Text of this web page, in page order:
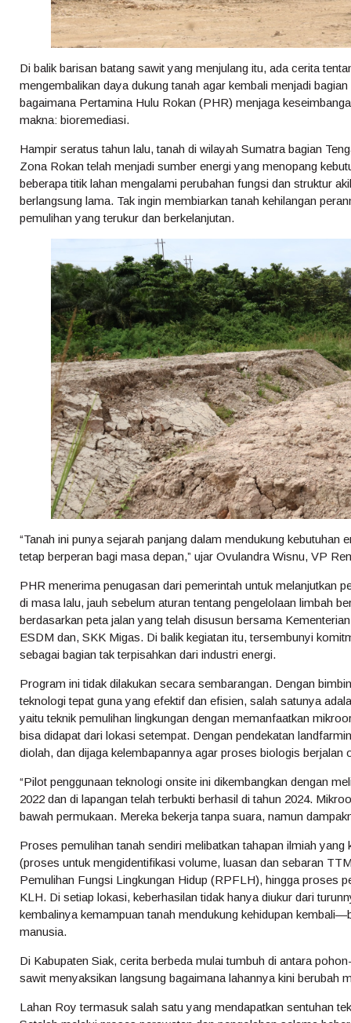
Di balik barisan batang sawit yang menjulang itu, ada cerita
mengembalikan daya dukung tanah agar kembali menjadi
bagaimana Pertamina Hulu Rokan (PHR) menjaga
makna: bioremediasi.
Hampir seratus tahun lalu, tanah di wilayah Sumatra bagian
Zona Rokan telah menjadi sumber energi yang menopang
beberapa titik lahan mengalami perubahan fungsi dan struktur
berlangsung lama. Tak ingin membiarkan tanah kehilangan
pemulihan yang terukur dan berkelanjutan.
“Tanah ini punya sejarah panjang dalam mendukung kebutuhan
tetap berperan bagi masa depan,” ujar Ovulandra Wisnu, VP
PHR menerima penugasan dari pemerintah untuk melanjutkan
di masa lalu, jauh sebelum aturan tentang pengelolaan limbah
berdasarkan peta jalan yang telah disusun bersama
ESDM dan, SKK Migas. Di balik kegiatan itu, tersembunyi
sebagai bagian tak terpisahkan dari industri energi.
Program ini tidak dilakukan secara sembarangan. Dengan
teknologi tepat guna yang efektif dan efisien, salah satunya
yaitu teknik pemulihan lingkungan dengan memanfaatkan
bisa didapat dari lokasi setempat. Dengan pendekatan
diolah, dan dijaga kelembapannya agar proses biologis berjalan
“Pilot penggunaan teknologi onsite ini dikembangkan dengan
2022 dan di lapangan telah terbukti berhasil di tahun 2024.
bawah permukaan. Mereka bekerja tanpa suara, namun
Proses pemulihan tanah sendiri melibatkan tahapan ilmiah yang
(proses untuk mengidentifikasi volume, luasan dan sebaran
Pemulihan Fungsi Lingkungan Hidup (RPFLH), hingga proses
KLH. Di setiap lokasi, keberhasilan tidak hanya diukur dari
kembalinya kemampuan tanah mendukung kehidupan
manusia.
Di Kabupaten Siak, cerita berbeda mulai tumbuh di antara
sawit menyaksikan langsung bagaimana lahannya kini berubah
Lahan Roy termasuk salah satu yang mendapatkan sentuhan